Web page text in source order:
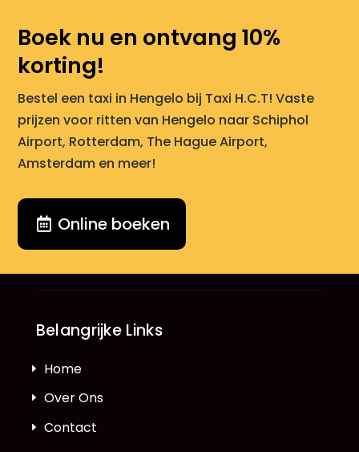
Boek nu en ontvang 10%
korting!
Bestel een taxi in Hengelo bij Taxi H.C.T! Vaste
prijzen voor ritten van Hengelo naar Schiphol
Airport, Rotterdam, The Hague Airport,
Amsterdam en meer!
Online boeken
Belangrijke Links
Home
Over Ons
Contact